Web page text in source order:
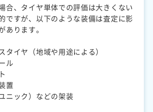
合、タイヤ単体での評価は大きくない
ですが、以下のような装備は査定に影
あります。
タイヤ（地域や用途による）
ル
置
ニック）などの架装